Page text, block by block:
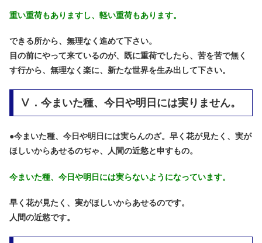
重い重荷もありますし、軽い重荷もあります。
できる所から、無理なく進めて下さい。
目の前にやって来ているのが、既に重荷でしたら、苦を苦で無く
す行から、無理なく楽に、新たな世界を生み出して下さい。
Ⅴ．今まいた種、今日や明日には実りません。
●今まいた種、今日や明日には実らんのざ。早く花が見たく、実が
ほしいからあせるのぢゃ、人間の近慾と申すもの。
今まいた種、今日や明日には実らないようになっています。
早く花が見たく、実がほしいからあせるのです。
人間の近慾です。